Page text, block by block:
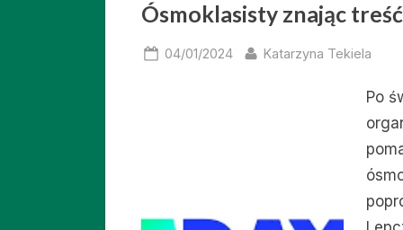
Ósmoklasisty znając
Posted
04/01/2024 By
Katarzyna Tekiela
Po